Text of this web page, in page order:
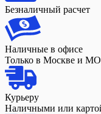
Безналичный расчет
Наличные в офисе
Только в Москве и МО
Курьеру
Наличными или